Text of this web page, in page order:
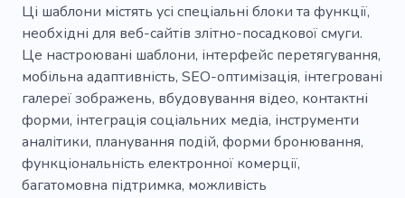
Пошитий костюм
Консультант з гардеробу
Instagram
Шиття
Модний Жінки
Чоловіки
Стрілянина
Демонструвати
Кампанія
Послуги
Стильний Досвід
Хлопці
Ці шаблони містять усі спеціальні блоки та функції,
необхідні для веб-сайтів злітно-посадкової смуги.
Це настроювані шаблони, інтерфейс перетягування,
мобільна адаптивність, SEO-оптимізація, інтегровані
галереї зображень, вбудовування відео, контактні
форми, інтеграція соціальних медіа, інструменти
аналітики, планування подій, форми бронювання,
функціональність електронної комерції,
багатомовна підтримка, можливість